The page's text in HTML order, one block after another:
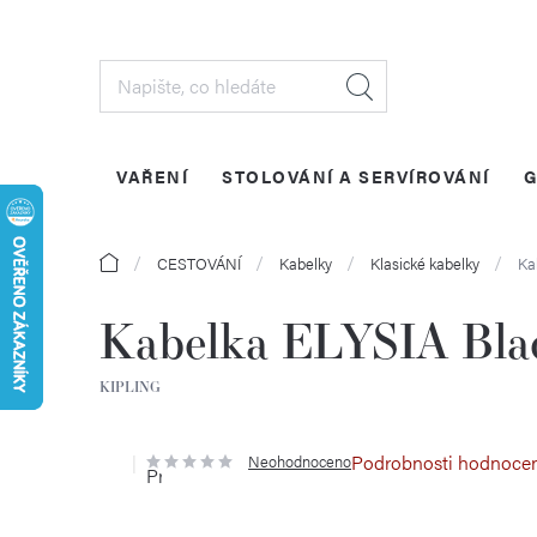
VAŘENÍ STOLOVÁNÍ A SERVÍROVÁNÍ
DomůCESTOVÁNÍ Kabelky Klasické kabelky
Kabelka ELYSIA
KIPLING
Průměrné
hodnocení
NeohodnocenoPodrobnosti